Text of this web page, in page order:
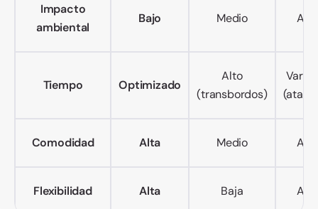
Impacto
ambiental
Bajo Medio Alto
Tiempo Optimizado
Alto
(transbordos)
Comodidad Alta Medio Alto
Flexibilidad Alta Baja Alta